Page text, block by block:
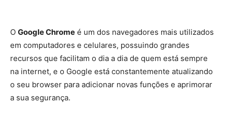
Aprenda a ativar as novas funções do Chrome